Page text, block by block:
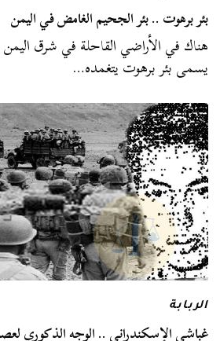
بئر برهوت .. بئر الجحيم الغامض في اليمن
هناك في الأراضي القاحلة في شرق اليمن
يسمى بئر برهوت يتغمده…
الربابة
غباشي الإسكندراني .. الوجه الذكوري